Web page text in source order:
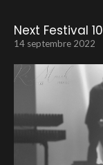
Next Festival
14 septembre 2022